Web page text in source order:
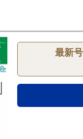
最新